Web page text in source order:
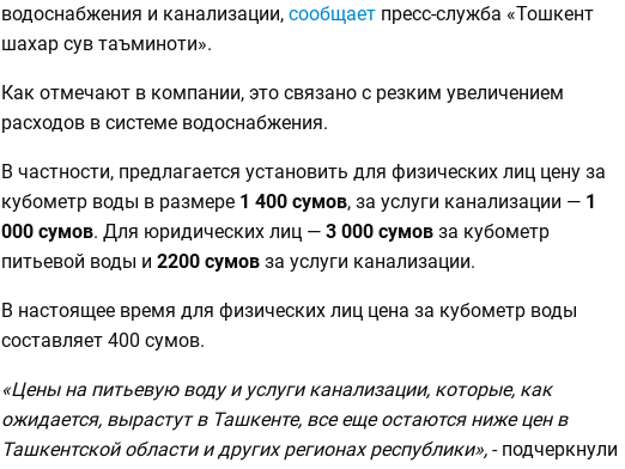
водоснабжения и канализации, сообщаетпресс-служба «Тошкент
шахар сув таъминоти».
Как отмечают в компании, это связано с резким увеличением
расходов в системе водоснабжения.
В частности, предлагается установить для физических лиц цену за
кубометр воды в размере1 400 сумов, за услуги канализации — 1
000 сумов. Для юридических лиц — 3 000 сумовза кубометр
питьевой воды и 2200 сумовза услуги канализации.
В настоящее время для физических лиц цена за кубометр воды
составляет 400 сумов.
«Цены на питьевую воду и услуги канализации, которые, как
ожидается, вырастут в Ташкенте, все еще остаются ниже цен в
Ташкентской области и других регионах республики»,- подчеркнули